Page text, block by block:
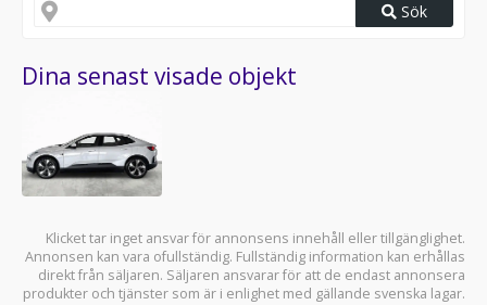
Sök
Dina senast visade objekt
Klicket tar inget ansvar för annonsens innehåll eller tillgänglighet.
Annonsen kan vara ofullständig. Fullständig information kan erhållas
direkt från säljaren. Säljaren ansvarar för att de endast annonsera
produkter och tjänster som är i enlighet med gällande svenska lagar.